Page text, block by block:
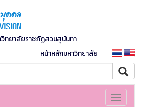
ทยาลัยราชภัฏสวนสุนันทา
หน้าหลักมหาวิทยาลัย
Toggle